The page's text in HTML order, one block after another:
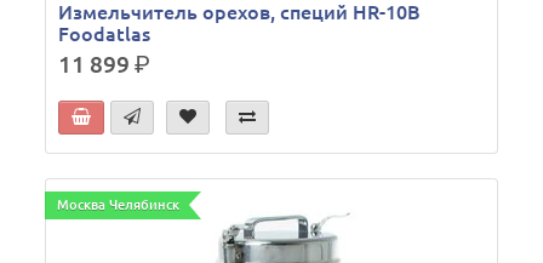
Измельчитель орехов, специй HR-10В
Foodatlas
11 899р.
Москва Челябинск